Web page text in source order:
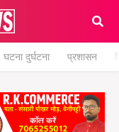
घटना दुर्घटना प्रशासन